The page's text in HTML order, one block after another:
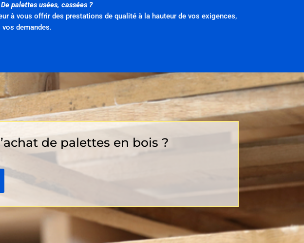
palettes usées, cassées ?
à vous offrir des prestations de qualité à la hauteur de vos exigences,
demandes.
de palettes en bois ?